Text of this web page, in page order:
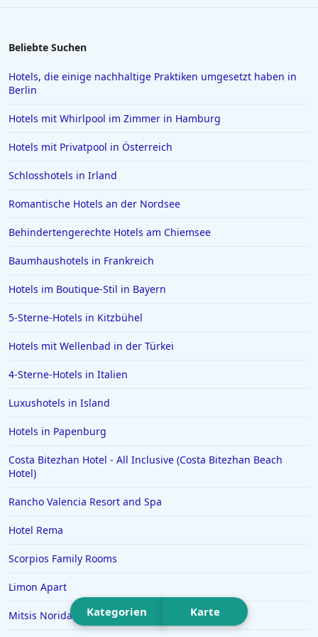
Hotels in Österreich
Hotels in Kroatien
Hotels in Usedom Town
Hotels in Stade
Hotels in Hameln
Hotels in Kitzbühel
Hotels in Niedersachsen
Kategorien Karte
Beliebte Suchen
Hotels, die einige nachhaltige Praktiken umgesetzt haben in
Berlin
Hotels mit Whirlpool im Zimmer in Hamburg
Hotels mit Privatpool in Österreich
Schlosshotels in Irland
Romantische Hotels an der Nordsee
Behindertengerechte Hotels am Chiemsee
Baumhaushotels in Frankreich
Hotels im Boutique-Stil in Bayern
5-Sterne-Hotels in Kitzbühel
Hotels mit Wellenbad in der Türkei
4-Sterne-Hotels in Italien
Luxushotels in Island
Hotels in Papenburg
Costa Bitezhan Hotel - All Inclusive (Costa Bitezhan Beach
Hotel)
Rancho Valencia Resort and Spa
Hotel Rema
Scorpios Family Rooms
Limon Apart
Mitsis Norida